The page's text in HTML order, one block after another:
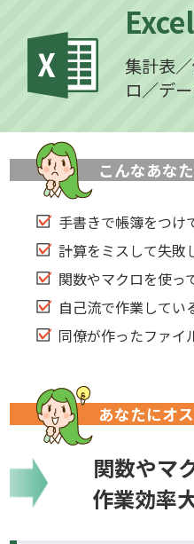
Excel
集計表
ロ／デ
こんなあな
手書きで帳簿をつけ
計算をミスして失敗
関数やマクロを使っ
自己流で作業してい
同僚が作ったファイ
あなたにオ
関数やマ
作業効率